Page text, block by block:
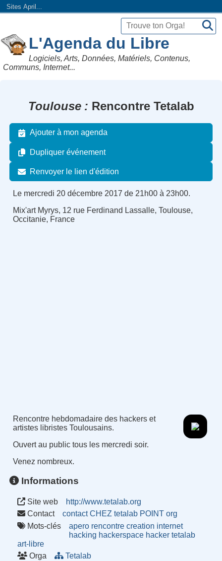
Sites April...
L'Agenda du Libre
Logiciels, Arts, Données, Matériels, Contenus,
Communs, Internet...
Toulouse Rencontre Tetalab
Ajouter à mon agenda
Dupliquer événement
Renvoyer le lien d'édition
Le mercredi 20 décembre 2017 de 21h00 à 23h00.
Mix'art Myrys, 12 rue Ferdinand Lassalle, Toulouse,
Occitanie, France
Rencontre hebdomadaire des hackers et
artistes libristes Toulousains.
Ouvert au public tous les mercredi soir.
Venez nombreux.
Informations
Site web
http://www.tetalab.org
Contact
contact CHEZ tetalab POINT org
Mots-clés
apero rencontre creation internet
hacking hackerspace hacker tetalab
art-libre
Orga
Tetalab